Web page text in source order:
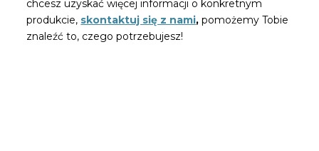
chcesz uzyskać więcej informacji o konkretnym
produkcie, skontaktuj się z nami, pomożemy Tobie
znaleźć to, czego potrzebujesz!